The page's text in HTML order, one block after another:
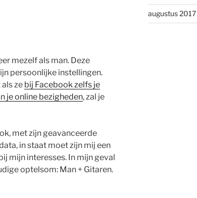
mezelf als man. Deze
persoonlijke instellingen.
ze bij Facebook zelfs je
je online bezigheden, zal je
met zijn geavanceerde
in staat moet zijn mij een
mijn interesses. In mijn geval
optelsom: Man + Gitaren.
augustus 2017